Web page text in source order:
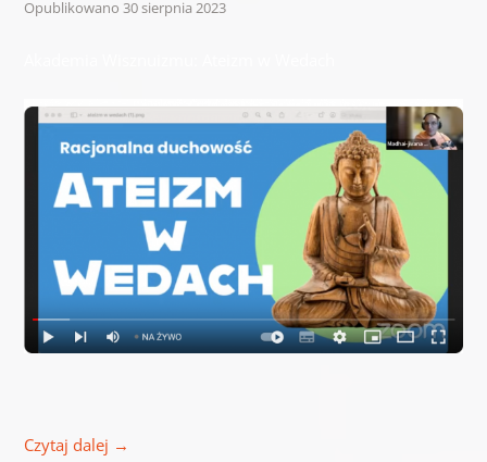
Opublikowano 30 sierpnia 2023
Czytaj dalej →